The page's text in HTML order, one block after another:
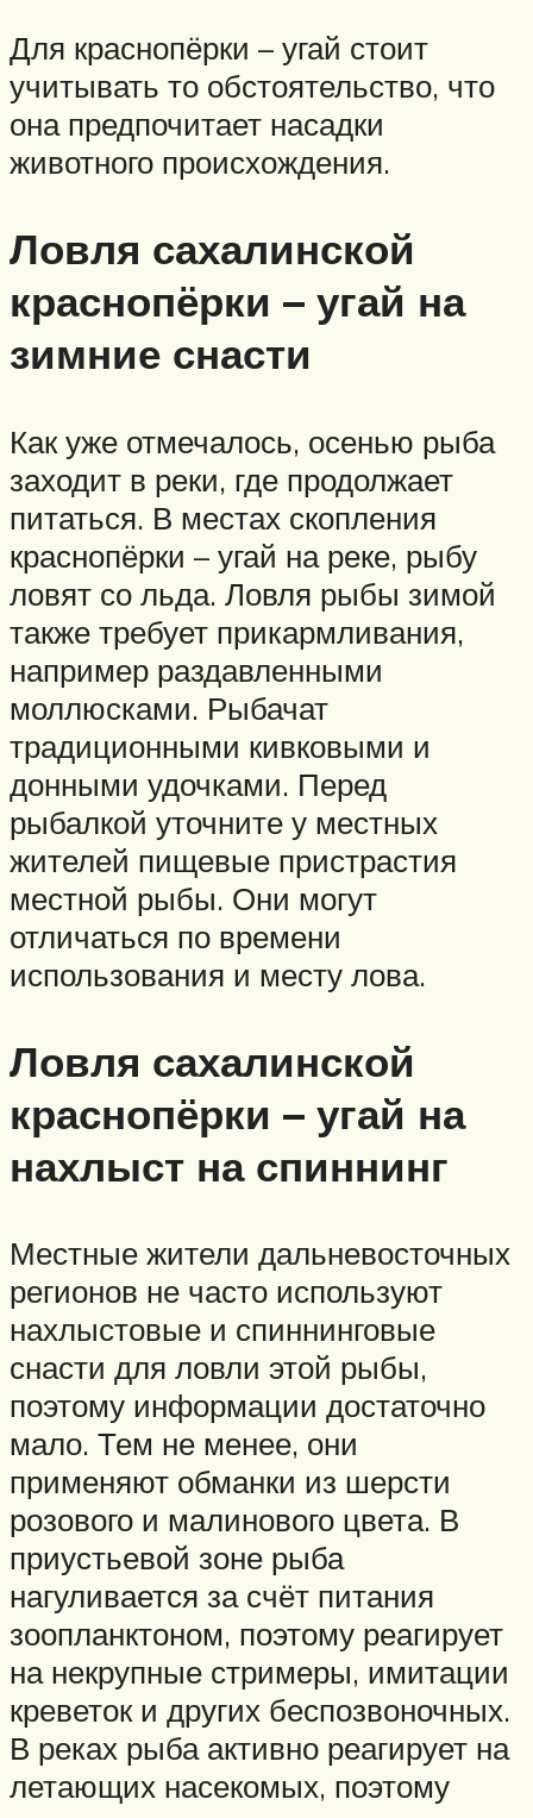
Для краснопёрки – угай стоит
учитывать то обстоятельство, что
она предпочитает насадки
животного происхождения.
Ловля сахалинской
краснопёрки – угай на
зимние снасти
Как уже отмечалось, осенью рыба
заходит в реки, где продолжает
питаться. В местах скопления
краснопёрки – угай на реке, рыбу
ловят со льда. Ловля рыбы зимой
также требует прикармливания,
например раздавленными
моллюсками. Рыбачат
традиционными кивковыми и
донными удочками. Перед
рыбалкой уточните у местных
жителей пищевые пристрастия
местной рыбы. Они могут
отличаться по времени
использования и месту лова.
Ловля сахалинской
краснопёрки – угай на
нахлыст на спиннинг
Местные жители дальневосточных
регионов не часто используют
нахлыстовые и спиннинговые
снасти для ловли этой рыбы,
поэтому информации достаточно
мало. Тем не менее, они
применяют обманки из шерсти
розового и малинового цвета. В
приустьевой зоне рыба
нагуливается за счёт питания
зоопланктоном, поэтому реагирует
на некрупные стримеры, имитации
креветок и других беспозвоночных.
В реках рыба активно реагирует на
летающих насекомых, поэтому